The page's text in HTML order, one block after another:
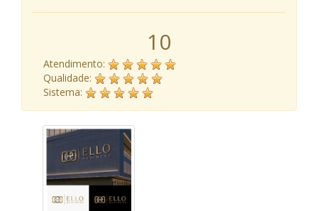
10
Atendimento:
Qualidade:
Sistema: